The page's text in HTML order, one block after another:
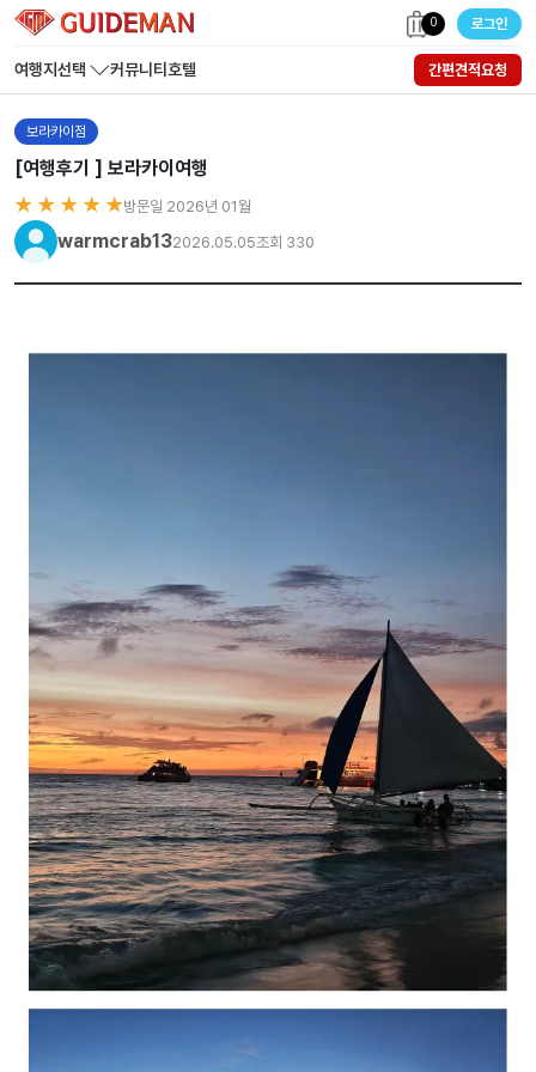
0 로그인
여행지선택 커뮤니티 호텔 간편견적요청
보라카이점
[여행후기 ] 보라카이여행
★ ★ ★ ★ ★방문일 2026년 01월
warmcrab132026.05.05조회 330